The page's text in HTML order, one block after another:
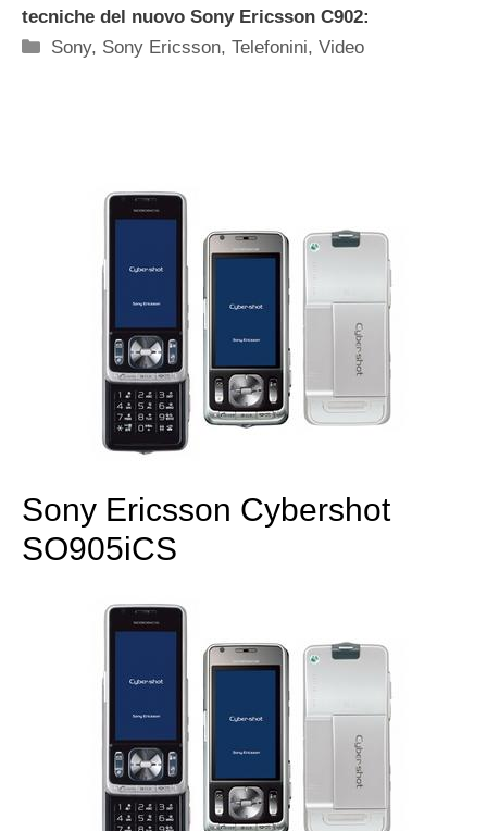
tecniche del nuovo Sony Ericsson C902:
Categorie
Sony, Sony Ericsson,Telefonini,Video
Sony Ericsson Cybershot
SO905iCS